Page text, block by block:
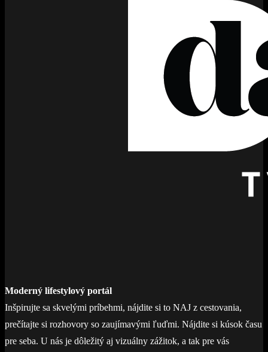
Moderný lifestylový portál
Inšpirujte sa skvelými príbehmi, nájdite si to NAJ z cestovania,
prečítajte si rozhovory so zaujímavými ľuďmi. Nájdite si kúsok času
pre seba. U nás je dôležitý aj vizuálny zážitok, a tak pre vás